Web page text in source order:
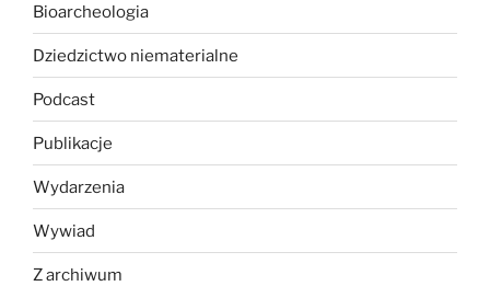
Bioarcheologia
Dziedzictwo niematerialne
Podcast
Publikacje
Wydarzenia
Wywiad
Z archiwum